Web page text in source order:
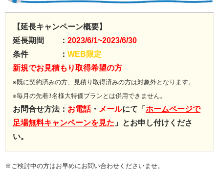
【延長キャンペーン概要】
延長期間 ： 2023/6/1~2023/6/30
条件 ： WEB限定
新規でお見積もり取得希望の方
※既に契約済みの方、見積り取得済みの方は対象外となります。
※毎月の先着3名様大特価プランとは併用できません。
お問合せ方法： お電話・ メールにて「 ホームページで
足場無料キャンペーンを見た 」とお申し付けくださ
い。
※ご検討中の方はお早めにお問い合わせくださいませ。